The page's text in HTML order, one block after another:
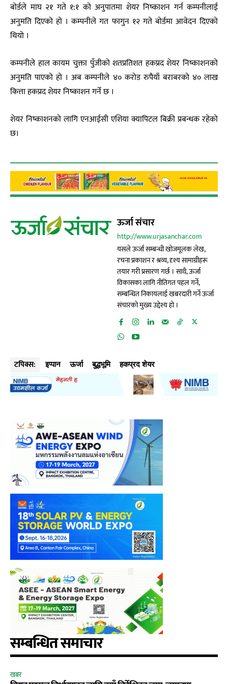
बाेर्डले माघ २१ गते १:१ को अनुपातमा शेयर निष्काशन गर्न कम्पनीलाई
अनुमति दिएको हो । कम्पनीले गत फागुन १२ गते बोर्डमा आवेदन दिएको
थियो ।
कम्पनीले हाल कायम चुक्ता पुँजीको शतप्रतिशत हकप्रद शेयर निष्काशनको
अनुमति पाएको हो । अब कम्पनीले ४० करोड रुपैयाँ बराबरको ४० लाख
कित्ता हकप्रद शेयर निष्काशन गर्ने छ ।
शेयर निष्काशनको लागि एनआईसी एशिया क्यापिटल बिक्री प्रबन्धक रहेको
छ।
ऊर्जा संचार
http://www.urjasanchar.com
यसले ऊर्जा सम्बन्धी खोजमूलक लेख,
रचना प्रकाशन र श्रव्य, दृश्य सामाग्रीहरू
तयार गरी प्रसारण गर्छ । साथै, ऊर्जा
विकासका लागि नीतिगत पहल गर्ने,
सम्बन्धित निकायलाई खबरदारी गर्ने ऊर्जा
संचारको मुख्य उद्देश्य हो ।
टपिक्स: इप्पान ऊर्जा बुद्धभूमि हकप्रद शेयर
सम्बन्धित समाचार
खबर